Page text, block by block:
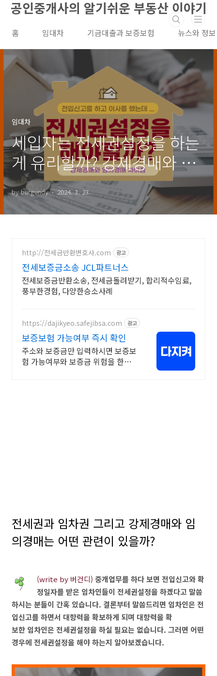
본문 바로가기
공인중개사의 알기쉬운 부동산 이야기
홈 임대차 기금대출과 보증보험 뉴스와 정보
임대차
세입자는 전세권설정을 하는
게 유리할까? 강제경매와 임
의경매의 차이점!
by burgundy 2024. 3. 23.
http://전세금반환변호사.com 광고
전세보증금소송 JCL파트너스
전세보증금반환소송, 전세금돌려받기, 합리적수임료,
풍부한경험, 다양한승소사례
https://dajikyeo.safejibsa.com 광고
보증보험 가능여부 즉시 확인
주소와 보증금만 입력하시면 보증보
험 가능여부와 보증금 위험을 한번
전세권과 임차권 그리고 강제경매와 임
의경매는 어떤 관련이 있을까?
(write by 버건디) 중개업무를 하다 보면 전입신고와 확
정일자를 받은 임차인들이 전세권설정을 하겠다고 말씀
하시는 분들이 간혹 있습니다. 결론부터 말씀드리면 임차인은 전
입신고를 하면서 대항력을 확보하게 되며 대항력을 확
보한 임차인은 전세권설정을 하실 필요는 없습니다. 그러면 어떤
경우에 전세권설정을 해야 하는지 알아보겠습니다.